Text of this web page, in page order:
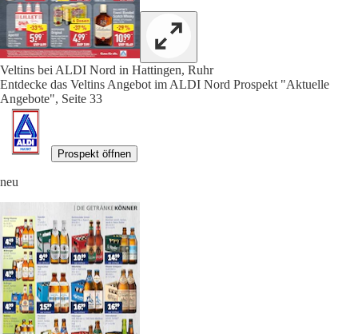
Veltins bei ALDI Nord in Hattingen, Ruhr
Entdecke das Veltins Angebot im ALDI Nord Prospekt "Aktuelle
Angebote", Seite 33
Prospekt öffnen
neu